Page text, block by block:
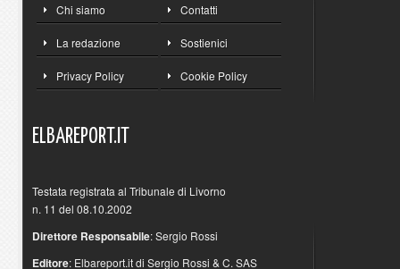
Chi siamo Contatti
La redazione Sostienici
Privacy Policy Cookie Policy
ELBAREPORT.IT
Testata registrata al Tribunale di Livorno
n. 11 del 08.10.2002
Direttore Responsabile: Sergio Rossi
Editore: Elbareport.it di Sergio Rossi & C. SAS